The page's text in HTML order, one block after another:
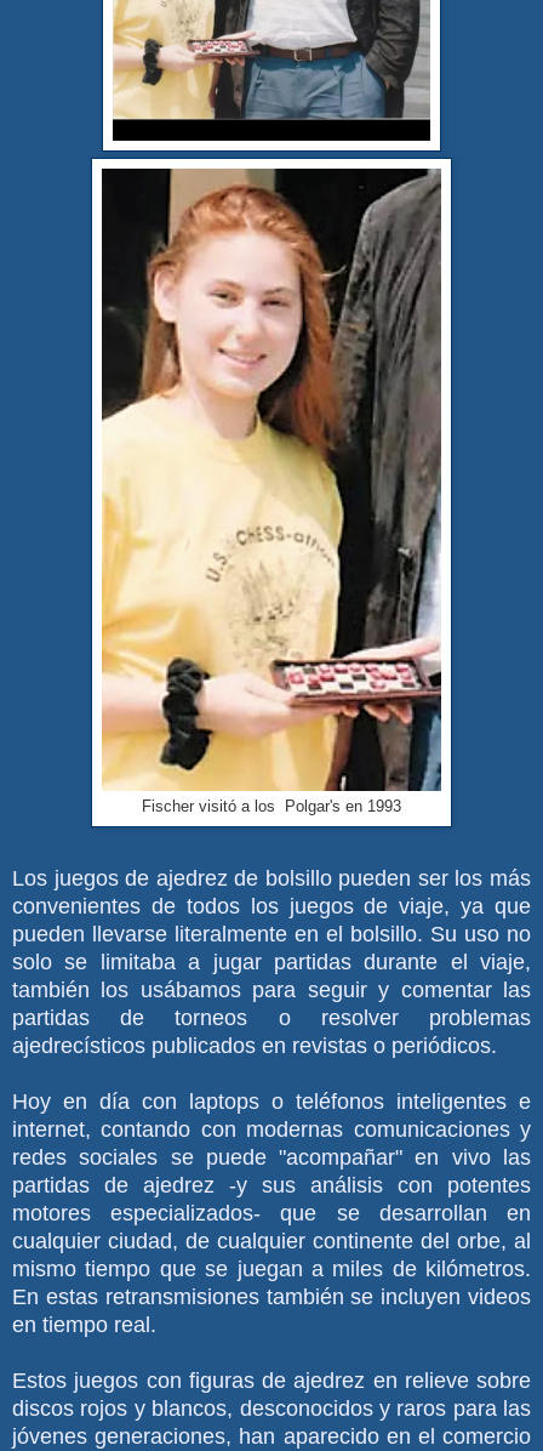
Fischer visitó a los Polgar's en 1993
Los juegos de ajedrez de bolsillo pueden ser los más
convenientes de todos los juegos de viaje, ya que
pueden llevarse literalmente en el bolsillo. Su uso no
solo se limitaba a jugar partidas durante el viaje,
también los usábamos para seguir y comentar las
partidas de torneos o resolver problemas
ajedrecísticos publicados en revistas o periódicos.
Hoy en día con laptops o teléfonos inteligentes e
internet, contando con modernas comunicaciones y
redes sociales se puede "acompañar" en vivo las
partidas de ajedrez -y sus análisis con potentes
motores especializados- que se desarrollan en
cualquier ciudad, de cualquier continente del orbe, al
mismo tiempo que se juegan a miles de kilómetros.
En estas retransmisiones también se incluyen videos
en tiempo real.
Estos juegos con figuras de ajedrez en relieve sobre
discos rojos y blancos, desconocidos y raros para las
jóvenes generaciones, han aparecido en el comercio